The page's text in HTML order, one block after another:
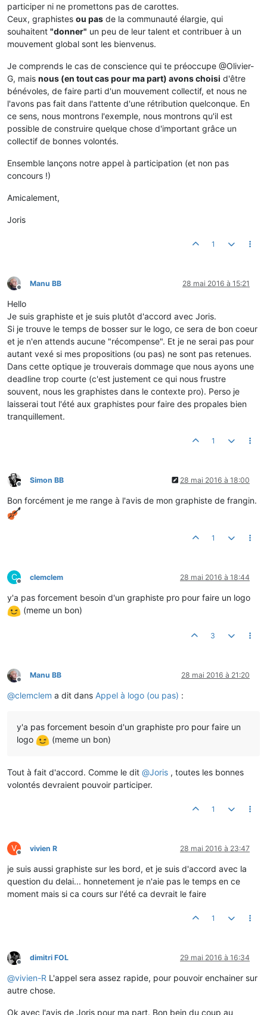
participer ni ne promettons pas de carottes.
Ceux, graphistes ou pas de la communauté élargie, qui
souhaitent "donner" un peu de leur talent et contribuer à un
mouvement global sont les bienvenus.
Je comprends le cas de conscience qui te préoccupe @Olivier-
G, mais nous (en tout cas pour ma part) avons choisi d'être
bénévoles, de faire parti d'un mouvement collectif, et nous ne
l'avons pas fait dans l'attente d'une rétribution quelconque. En
ce sens, nous montrons l'exemple, nous montrons qu'il est
possible de construire quelque chose d'important grâce un
collectif de bonnes volontés.
Ensemble lançons notre appel à participation (et non pas
concours !)
Amicalement,
Joris
1
Hors-ligne
Manu BB 28 mai 2016 à 15:21
Hello
Je suis graphiste et je suis plutôt d'accord avec Joris.
Si je trouve le temps de bosser sur le logo, ce sera de bon coeur
et je n'en attends aucune "récompense". Et je ne serai pas pour
autant vexé si mes propositions (ou pas) ne sont pas retenues.
Dans cette optique je trouverais dommage que nous ayons une
deadline trop courte (c'est justement ce qui nous frustre
souvent, nous les graphistes dans le contexte pro). Perso je
laisserai tout l'été aux graphistes pour faire des propales bien
tranquillement.
1
Hors-ligne
Simon BB 28 mai 2016 à 18:00
Bon forcément je me range à l'avis de mon graphiste de frangin.
1
C
Hors-ligne
clemclem 28 mai 2016 à 18:44
y'a pas forcement besoin d'un graphiste pro pour faire un logo
(meme un bon)
3
Hors-ligne
Manu BB 28 mai 2016 à 21:20
@clemclem a dit dans Appel à logo (ou pas) :
y'a pas forcement besoin d'un graphiste pro pour faire un
logo
(meme un bon)
Tout à fait d'accord. Comme le dit @Joris , toutes les bonnes
volontés devraient pouvoir participer.
1
V
Hors-ligne
vivien R 28 mai 2016 à 23:47
je suis aussi graphiste sur les bord, et je suis d'accord avec la
question du delai... honnetement je n'aie pas le temps en ce
moment mais si ca cours sur l'été ca devrait le faire
1
Hors-ligne
dimitri FOL 29 mai 2016 à 16:34
@vivien-R L'appel sera assez rapide, pour pouvoir enchainer sur
autre chose.
Ok avec l'avis de Joris pour ma part. Bon bein du coup au